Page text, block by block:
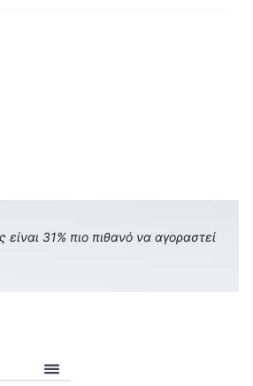
31% πιο πιθανό να αγοραστεί